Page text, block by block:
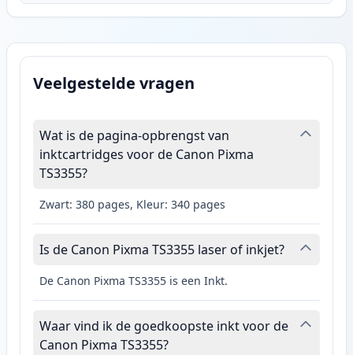
Veelgestelde vragen
Wat is de pagina-opbrengst van
inktcartridges voor de Canon Pixma
TS3355?
Zwart: 380 pages, Kleur: 340 pages
Is de Canon Pixma TS3355 laser of inkjet?
De Canon Pixma TS3355 is een Inkt.
Waar vind ik de goedkoopste inkt voor de
Canon Pixma TS3355?